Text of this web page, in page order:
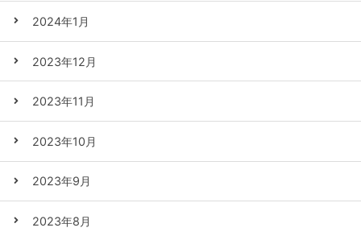
2024年1月
2023年12月
2023年11月
2023年10月
2023年9月
2023年8月